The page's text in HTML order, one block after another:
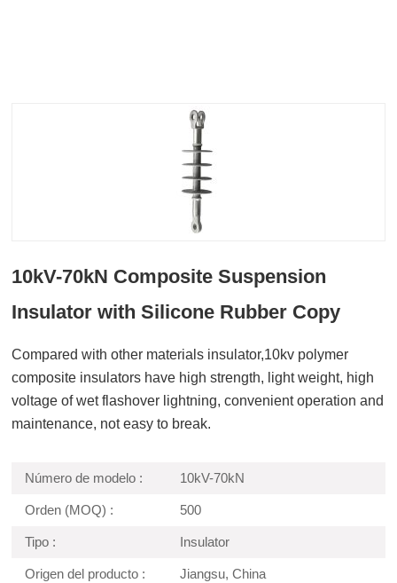
10kV-70kN Composite Suspension
Insulator with Silicone Rubber Copy
Compared with other materials insulator,10kv polymer
composite insulators have high strength, light weight, high
voltage of wet flashover lightning, convenient operation and
maintenance, not easy to break.
Número de modelo : 10kV-70kN
Orden (MOQ) : 500
Tipo : Insulator
Origen del producto : Jiangsu, China